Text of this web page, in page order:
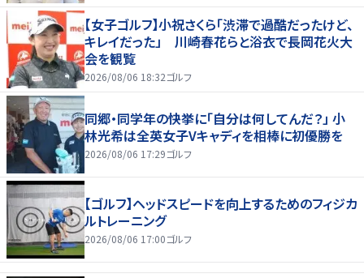
【女子ゴルフ】小祝さくら「渋滞で過酷だったけど、
キレイだった」 川崎春花らと浴衣で長岡花火大
会を観覧
2026/08/06 18:32ゴルフ
同郷・同学年の快挙に「自分は何してんだ？」 小
林光希は全英女子Vキャディを相棒に初優勝を
2026/08/06 17:29ゴルフ
【ゴルフ】ヘッドスピードを向上するためのフィジカ
ルトレーニング
2026/08/06 17:00ゴルフ